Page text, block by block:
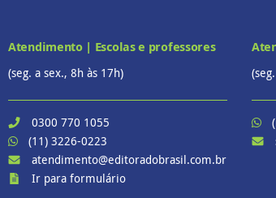
Atendimento | Escolas e professores
(seg. a sex., 8h às 17h)
0300 770 1055
(11) 3226-0223
atendimento@editoradobrasil.com.br
Ir para formulário